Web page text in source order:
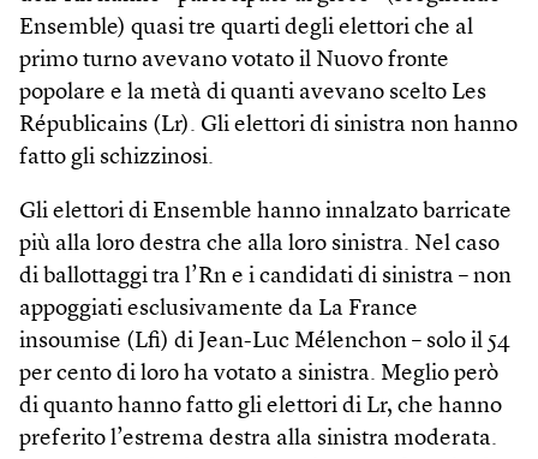
Ensemble) quasi tre quarti degli elettori che al
primo turno avevano votato il Nuovo fronte
popolare e la metà di quanti avevano scelto Les
Républicains (Lr). Gli elettori di sinistra non hanno
fatto gli schizzinosi.
Gli elettori di Ensemble hanno innalzato barricate
più alla loro destra che alla loro sinistra. Nel caso
di ballottaggi tra l’Rn e i candidati di sinistra – non
appoggiati esclusivamente da La France
insoumise (Lfi) di Jean-Luc Mélenchon – solo il 54
per cento di loro ha votato a sinistra. Meglio però
di quanto hanno fatto gli elettori di Lr, che hanno
preferito l’estrema destra alla sinistra moderata.